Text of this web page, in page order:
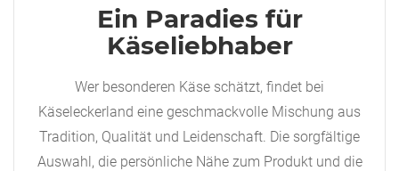
Ein Paradies für
Käseliebhaber
Wer besonderen Käse schätzt, findet bei
Käseleckerland eine geschmackvolle Mischung aus
Tradition, Qualität und Leidenschaft. Die sorgfältige
Auswahl, die persönliche Nähe zum Produkt und die